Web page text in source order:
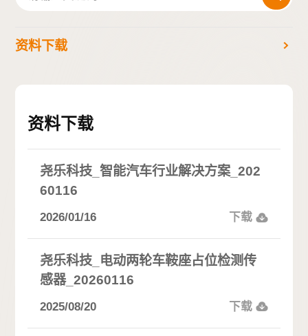
资料下载
资料下载
尧乐科技_智能汽车行业解决方案_202
60116
2026/01/16 下载
尧乐科技_电动两轮车鞍座占位检测传
感器_20260116
2025/08/20 下载